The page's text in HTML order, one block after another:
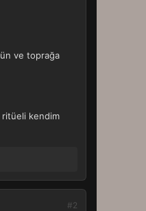
ve toprağa
ritüeli kendim
#2